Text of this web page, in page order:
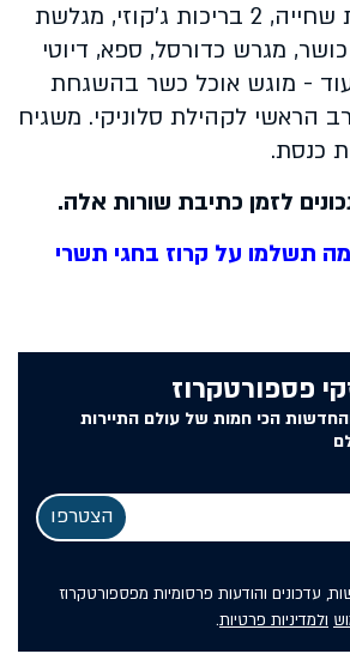
מסעדות, 2 בריכות שחייה, 2 בריכות ג'קוזי, מגלשת
מגרש כדורסל, ספא, דיוטי
- מוגש אוכל כשר בהשגחת
הראשי לקהילת סלוניקי. משגיח
כנסת.
לזמן כתיבת שורות אלה.
תשלמו על קרוז בחגי תשרי
פספורטקרוז
הכי חמות של עולם התיירות
עדכונים והודעות פרסומיות מפספורטקרוז
ולמדיניות פרטיות.